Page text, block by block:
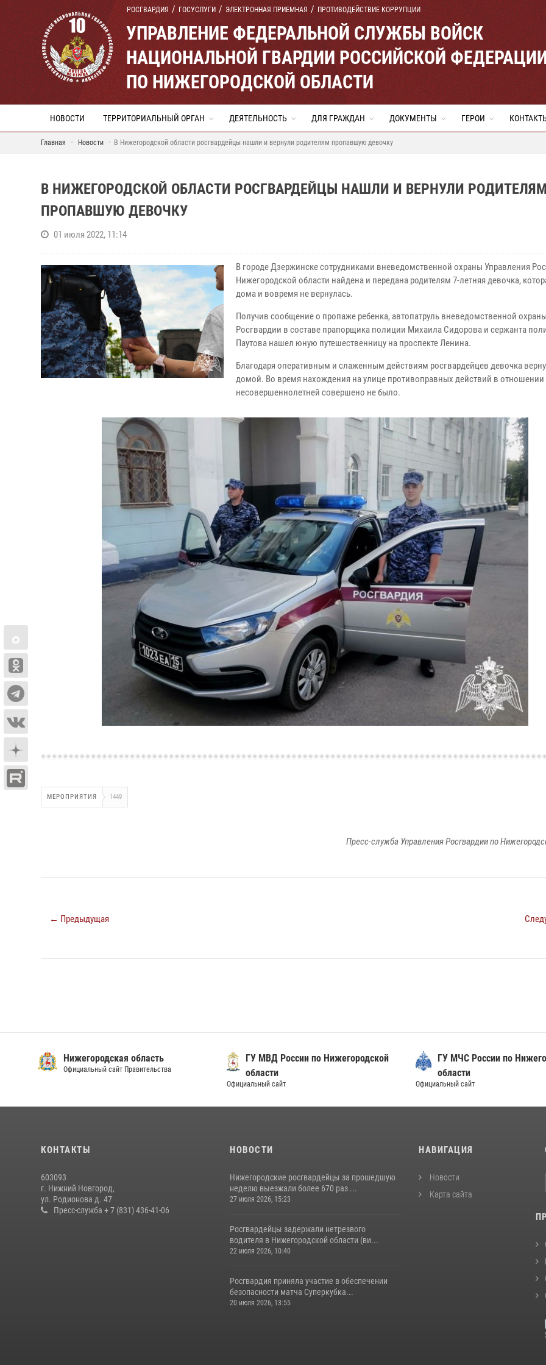
РОСГВАРДИЯ ГОСУСЛУГИ ЭЛЕКТРОННАЯ ПРИЕМНАЯ ПРОТИВОДЕЙСТВИЕ КОРРУПЦИИ
УПРАВЛЕНИЕ ФЕДЕРАЛЬНОЙ СЛУЖБЫ ВОЙСК
НАЦИОНАЛЬНОЙ ГВАРДИИ РОССИЙСКОЙ
ПО НИЖЕГОРОДСКОЙ ОБЛАСТИ
НОВОСТИ ТЕРРИТОРИАЛЬНЫЙ ОРГАН ДЕЯТЕЛЬНОСТЬ ДЛЯ ГРАЖДАН ДОКУМЕНТЫ ГЕРОИ
Главная Новости В Нижегородской области росгвардейцы нашли и вернули родителям пропавшую девочку
В НИЖЕГОРОДСКОЙ ОБЛАСТИ РОСГВАРДЕЙЦЫ НАШЛИ И ВЕРНУЛИ РОДИТЕЛЯМ
ПРОПАВШУЮ ДЕВОЧКУ
01 июля 2022, 11:14
В городе Дзержинске сотрудниками вневедомственной охраны Управления
Нижегородской области найдена и передана родителям 7-летняя девочка,
дома и вовремя не вернулась.
Получив сообщение о пропаже ребенка, автопатруль вневедомственной охраны
Росгвардии в составе прапорщика полиции Михаила Сидорова и сержанта
Паутова нашел юную путешественницу на проспекте Ленина.
Благодаря оперативным и слаженным действиям росгвардейцев девочка
домой. Во время нахождения на улице противоправных действий в отношении
несовершеннолетней совершено не было.
МЕРОПРИЯТИЯ 1449
Пресс-служба Управления Росгвардии по
← Предыдущая
Нижегородская область
Официальный сайт Правительства
ГУ МВД России по Нижегородской
области
Официальный сайт
ГУ МЧС России по
области
Официальный сайт
КОНТАКТЫ
603093
г. Нижний Новгород,
ул. Родионова д. 47
Пресс-служба + 7 (831) 436-41-06
НОВОСТИ
Нижегородские росгвардейцы за прошедшую
неделю выезжали более 670 раз ...
27 июля 2026, 15:23
Росгвардейцы задержали нетрезвого
водителя в Нижегородской области (ви...
22 июля 2026, 10:40
Росгвардия приняла участие в обеспечении
безопасности матча Суперкубка...
20 июля 2026, 13:55
НАВИГАЦИЯ
Новости
Карта сайта